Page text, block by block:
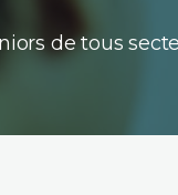
de tous